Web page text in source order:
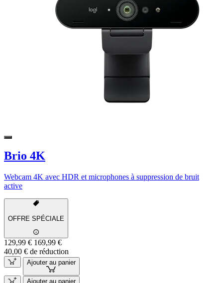
Brio 4K
Webcam 4K avec HDR et microphones à suppression de bruit
active
OFFRE SPÉCIALE
129,99 € 169,99 €
40,00 € de réduction
Ajouter au panier
Ajouter au panier